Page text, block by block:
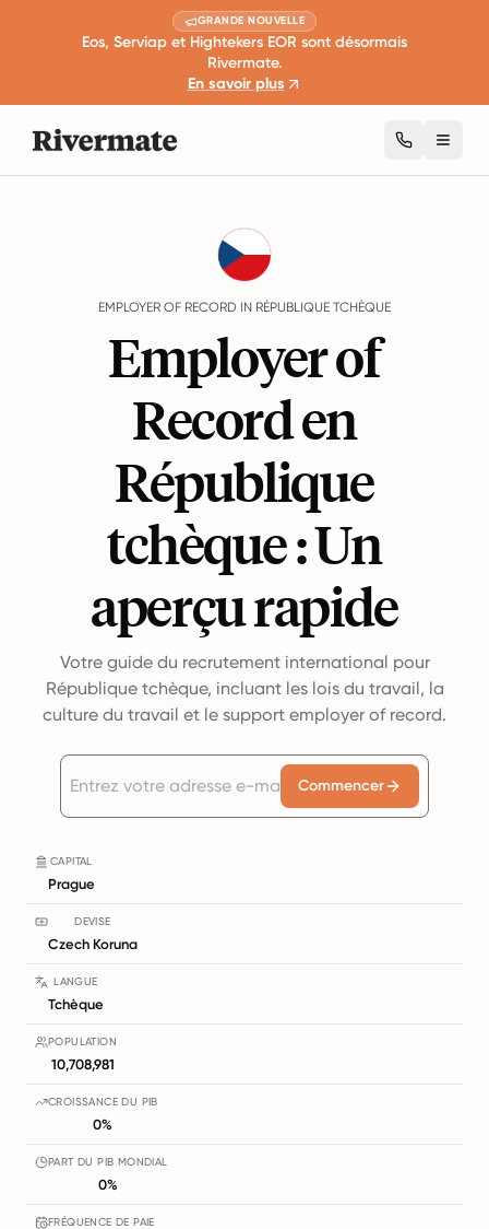
GRANDE NOUVELLE
Eos, Serviap et Hightekers EOR sont désormais
Rivermate.
En savoir plus
EMPLOYER OF RECORD IN RÉPUBLIQUE TCHÈQUE
Employer of
Record en
République
tchèque : Un
aperçu rapide
Votre guide du recrutement international pour
République tchèque, incluant les lois du travail, la
culture du travail et le support employer of record.
Commencer
CAPITAL
Prague
DEVISE
Czech Koruna
LANGUE
Tchèque
POPULATION
10,708,981
CROISSANCE DU PIB
0%
PART DU PIB MONDIAL
0%
FRÉQUENCE DE PAIE